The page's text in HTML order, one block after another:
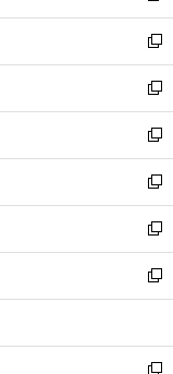
開
く
ウ
で
開
く
ン
ド
ウ
で
開
く
ウ
ィ
ン
ド
ウ
で
開
く
し
い
ウ
ィ
ン
ド
ウ
で
開
く
新
し
い
ウ
ィ
ン
ド
ウ
で
開
く
新
し
い
ウ
ィ
ン
ド
ウ
で
開
新
し
い
ウ
ィ
ン
ド
ウ
開
く
新
し
い
ウ
ィ
ン
ウ
で
新
し
い
ウ
ン
新
し
ウ